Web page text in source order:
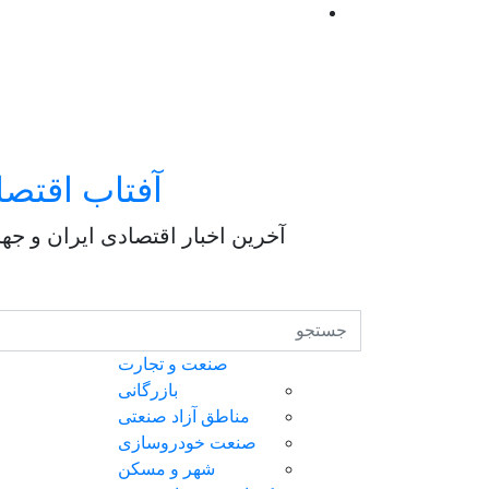
آفتاب
آخرین اخبار اقتصادی ایران و
صنعت و تجارت
بازرگانی
مناطق آزاد صنعتی
صنعت خودروسازی
شهر و مسکن